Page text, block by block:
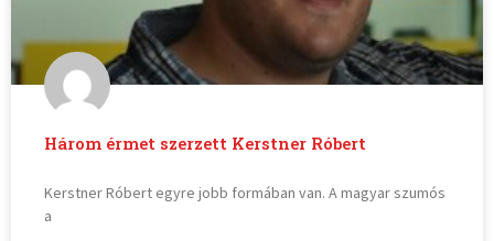
Három érmet szerzett Kerstner Róbert
Kerstner Róbert egyre jobb formában van. A magyar szumós
a